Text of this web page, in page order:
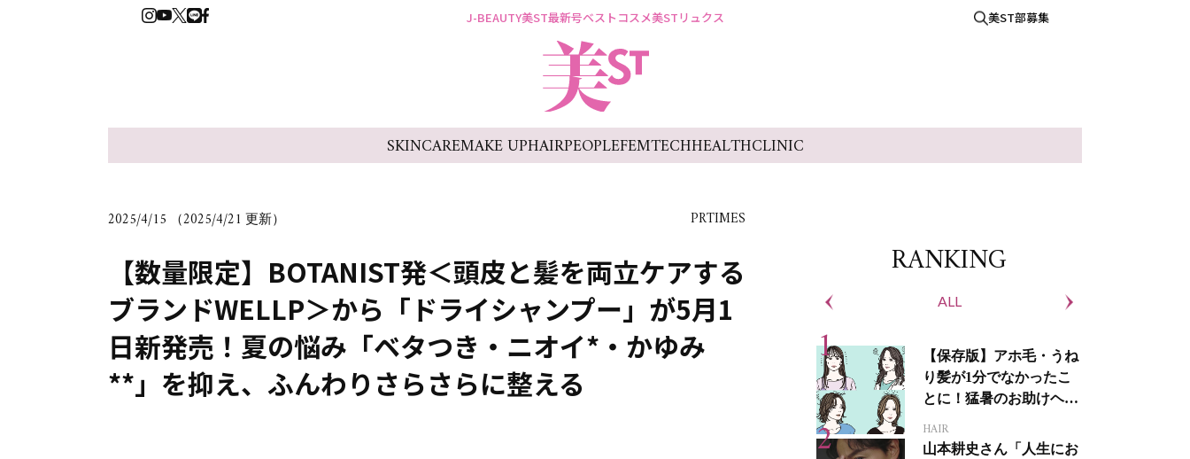
J-BEAUTY美ST最新号ベストコスメ美STリュクス 美ST部募集
SKINCAREMAKE UPHAIRPEOPLEFEMTECHHEALTHCLINIC
2025/4/15 （2025/4/21 更新） PRTIMES
【数量限定】BOTANIST発＜頭皮と髪を両立ケアする
ブランドWELLP＞から「ドライシャンプー」が5月1
日新発売！夏の悩み「ベタつき・ニオイ*・かゆみ
**」を抑え、ふんわりさらさらに整える
RANKING
ALL
【保存版】アホ毛・うね
り髪が1分でなかったこ
とに！猛暑のお助けヘア
HAIR
山本耕史さん「人生にお